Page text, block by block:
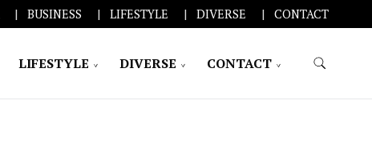
BUSINESS LIFESTYLE DIVERSE CONTACT
LIFESTYLE DIVERSE CONTACT